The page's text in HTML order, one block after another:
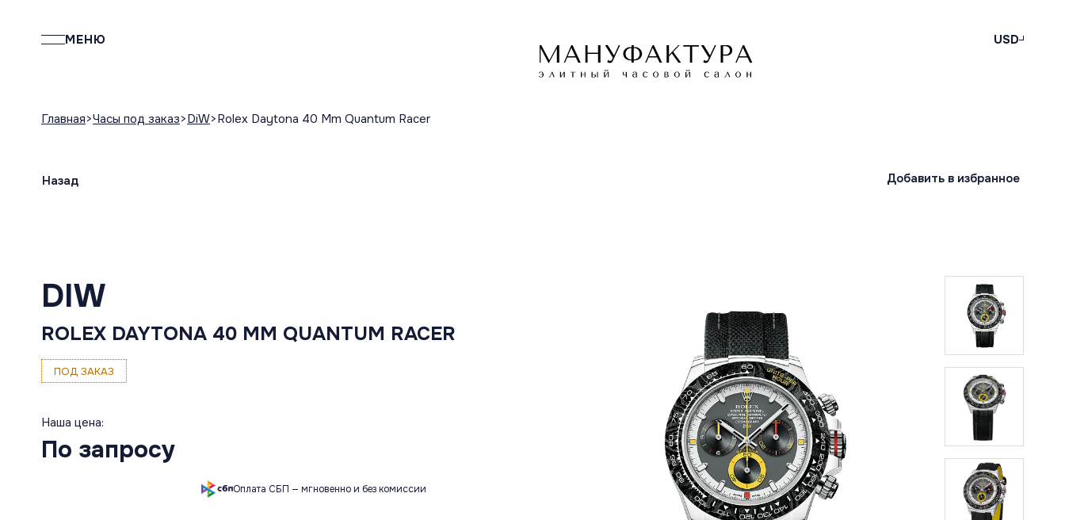
МЕНЮ USD
Главная Часы под заказ DiW Rolex Daytona 40 Mm Quantum Racer
Назад Добавить в избранное
DIW
ROLEX DAYTONA 40 MM QUANTUM RACER
ПОД ЗАКАЗ
Наша цена:
По запросу
Оплата СБП — мгновенно и без комиссии